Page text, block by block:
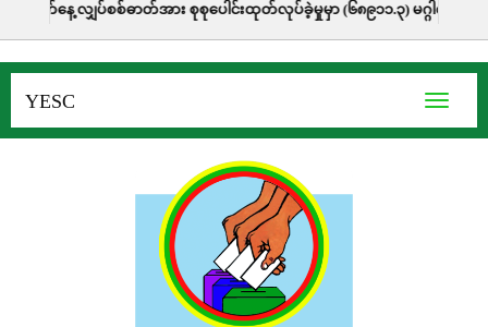
အား စုစုပေါင်းထုတ်လုပ်ခဲ့မှုမှာ (၆၈၉၁၁.၃) မဂ္ဂါဝပ်နာရီဖြစ်ပါသည်။
Toggle
YESC